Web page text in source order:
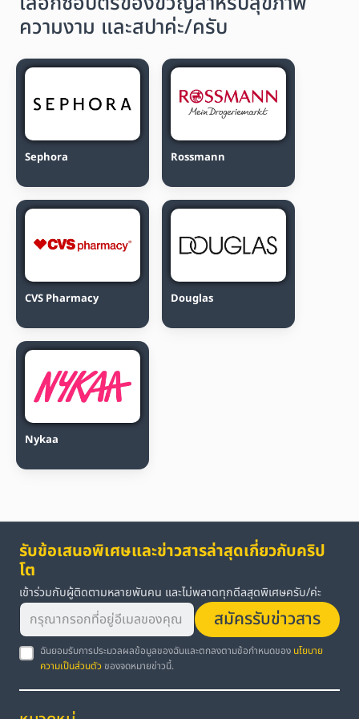
ความงาม และสปาค่ะ/ครับ
Sephora Rossmann
CVS Pharmacy Douglas
Nykaa
รับข้อเสนอพิเศษและข่าวสารล่าสุดเกี่ยวกับคริป
โต
เข้าร่วมกับผู้ติดตามหลายพันคน และไม่พลาดทุกดีลสุดพิเศษครับ/ค่ะ
สมัครรับข่าวสาร
ฉันยอมรับการประมวลผลข้อมูลของฉันและตกลงตามข้อกำหนดของ นโยบาย
ความเป็นส่วนตัว ของจดหมายข่าวนี้.